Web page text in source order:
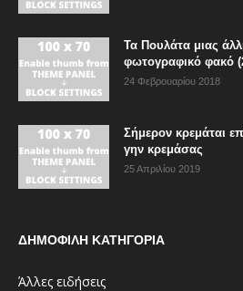
Τα Πουλάτα μιας
φωτογραφικό φακό
24 Φεβρουαρίου 2018
Σήμερον κρεμάται
γην κρεμάσας
25 Απριλίου 2019
ΔΗΜΟΦΙΛΗ ΚΑΤΗΓΟΡΙΑ
Άλλες ειδήσεις